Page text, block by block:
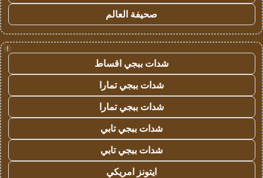
صحيفة العالم
!
شدات ببجي اقساط
شدات ببجي تمارا
شدات ببجي تمارا
شدات ببجي تابي
شدات ببجي تابي
ايتونز امريكي